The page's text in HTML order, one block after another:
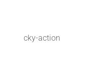
cky-action